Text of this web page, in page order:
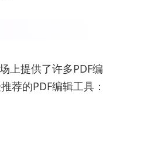
上提供了许多PDF编
荐的PDF编辑工具：